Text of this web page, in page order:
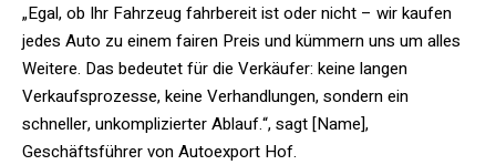
„Egal, ob Ihr Fahrzeug fahrbereit ist oder nicht – wir kaufen
jedes Auto zu einem fairen Preis und kümmern uns um alles
Weitere. Das bedeutet für die Verkäufer: keine langen
Verkaufsprozesse, keine Verhandlungen, sondern ein
schneller, unkomplizierter Ablauf.“, sagt [Name],
Geschäftsführer von Autoexport Hof.